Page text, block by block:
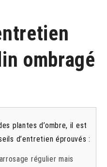
ombragé
plantes d’ombre, il est
d’entretien éprouvés :
régulier mais